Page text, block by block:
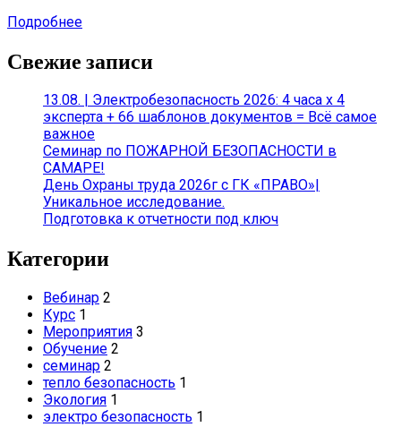
Подробнее
Свежие записи
13.08. | Электробезопасность 2026: 4 часа х 4
эксперта + 66 шаблонов документов = Всё самое
важное
Семинар по ПОЖАРНОЙ БЕЗОПАСНОСТИ в
САМАРЕ!
День Охраны труда 2026г с ГК «ПРАВО»|
Уникальное исследование.
Подготовка к отчетности под ключ
Категории
Вебинар 2
Курс 1
Мероприятия 3
Обучение 2
семинар 2
тепло безопасность 1
Экология 1
электро безопасность 1